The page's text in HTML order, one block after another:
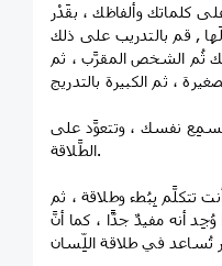
كلماتك وألفاظك ، بقَدْر
, قم بالتدريب على ذلك
ثُم الشخص المقرَّب ، ثم
لِتُسمِع نفسك ، وتتعوَّد على
الطَّلاقة.
تتكلَّم بِبُطء وطلاقة ، ثم
أنه مفيدٌ جدًّا ، كما أنَّ